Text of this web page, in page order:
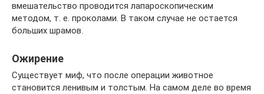
вмешательство проводится лапароскопическим
методом, т. е. проколами. В таком случае не остается
больших шрамов.
Ожирение
Существует миф, что после операции животное
становится ленивым и толстым. На самом деле во время